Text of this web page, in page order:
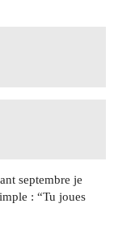
septembre je
: “Tu joues